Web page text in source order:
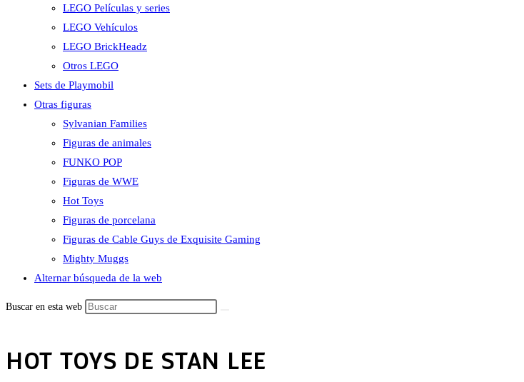
LEGO Películas y series
LEGO Vehículos
LEGO BrickHeadz
Otros LEGO
Sets de Playmobil
Otras figuras
Sylvanian Families
Figuras de animales
FUNKO POP
Figuras de WWE
Hot Toys
Figuras de porcelana
Figuras de Cable Guys de Exquisite Gaming
Mighty Muggs
Alternar búsqueda de la web
Buscar en esta web
HOT TOYS DE STAN LEE